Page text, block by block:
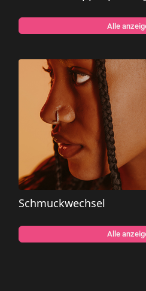
Alle
Schmuckwechsel
Alle